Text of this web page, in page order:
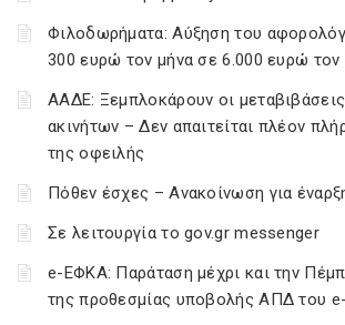
Φιλοδωρήματα: Αύξηση του
300 ευρώ τον μήνα σε 6.000 ευρώ τον
ΑΑΔΕ: Ξεμπλοκάρουν οι
ακινήτων – Δεν απαιτείται πλέον
της οφειλής
Πόθεν έσχες – Ανακοίνωση για
Σε λειτουργία το gov.gr messenger
e-ΕΦΚΑ: Παράταση μέχρι και την
της προθεσμίας υποβολής ΑΠΔ του